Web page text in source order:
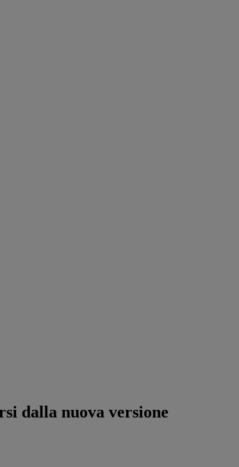
dalla nuova versione